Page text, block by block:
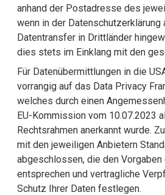
anhand der Postadresse des
wenn in der Datenschutzerklärung
Datentransfer in Drittländer
dies stets im Einklang mit den
Für Datenübermittlungen in die
vorrangig auf das Data Privacy
welches durch einen
EU-Kommission vom 10.07.2023
Rechtsrahmen anerkannt wurde.
mit den jeweiligen Anbietern
abgeschlossen, die den
entsprechen und vertragliche
Schutz Ihrer Daten festlegen.